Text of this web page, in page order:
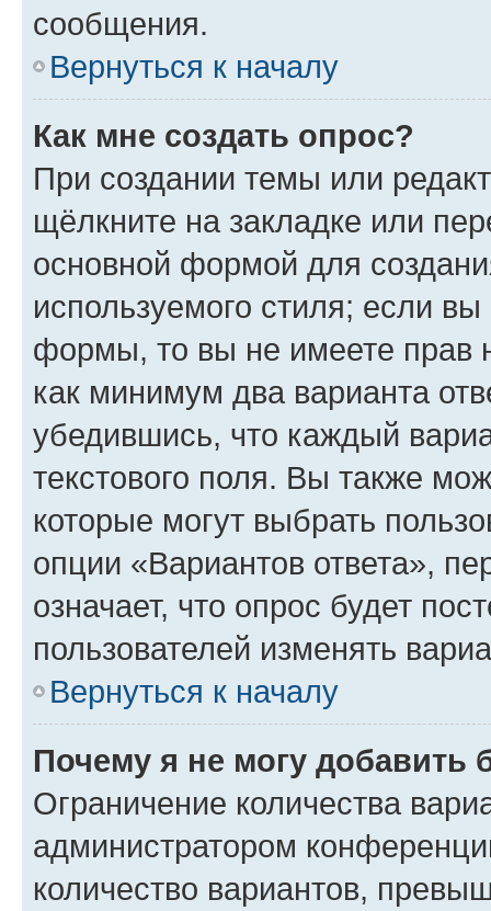
сообщения.
Вернуться к началу
Как мне создать опрос?
При создании темы или
щёлкните на закладке или
основной формой для
используемого стиля; если
формы, то вы не имеете прав
как минимум два варианта
убедившись, что каждый
текстового поля. Вы также
которые могут выбрать
опции «Вариантов ответа»,
означает, что опрос будет
пользователей изменять
Вернуться к началу
Почему я не могу добавить
Ограничение количества
администратором
количество вариантов,